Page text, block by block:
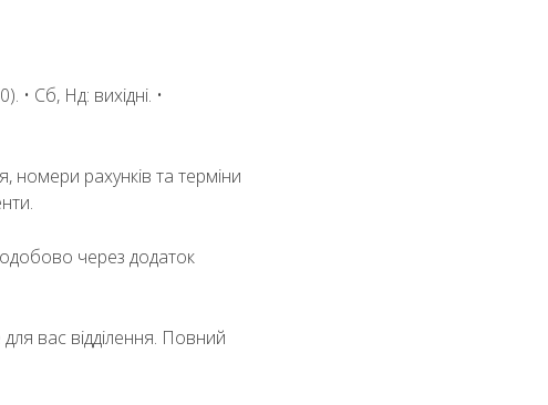
• Сб, Нд: вихідні. •
номери рахунків та терміни
через додаток
вас відділення. Повний